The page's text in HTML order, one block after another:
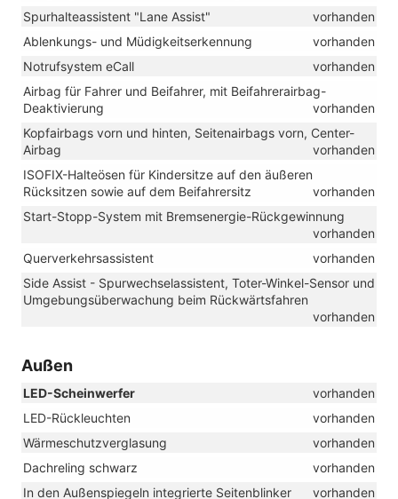
Spurhalteassistent "Lane Assist"
vorhanden
Ablenkungs- und Müdigkeitserkennung
vorhanden
Notrufsystem eCall
vorhanden
Airbag für Fahrer und Beifahrer, mit Beifahrerairbag-
Deaktivierung
vorhanden
Kopfairbags vorn und hinten, Seitenairbags vorn, Center-
Airbag
vorhanden
ISOFIX-Halteösen für Kindersitze auf den äußeren
Rücksitzen sowie auf dem Beifahrersitz
vorhanden
Start-Stopp-System mit Bremsenergie-Rückgewinnung
vorhanden
Querverkehrsassistent
vorhanden
Side Assist - Spurwechselassistent, Toter-Winkel-Sensor und
Umgebungsüberwachung beim Rückwärtsfahren
vorhanden
Außen
LED-Scheinwerfer
vorhanden
LED-Rückleuchten
vorhanden
Wärmeschutzverglasung
vorhanden
Dachreling schwarz
vorhanden
In den Außenspiegeln integrierte Seitenblinker
vorhanden